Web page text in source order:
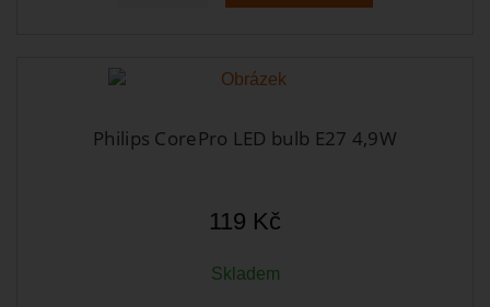
Philips CorePro LED bulb E27 4,9W
119 Kč
Skladem